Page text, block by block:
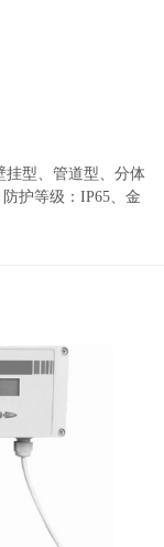
挂型、管道型、分体
护等级：IP65、金